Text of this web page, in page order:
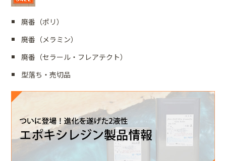
廃番（ポリ）
廃番（メラミン）
廃番（セラール・フレアテクト）
型落ち・売切品